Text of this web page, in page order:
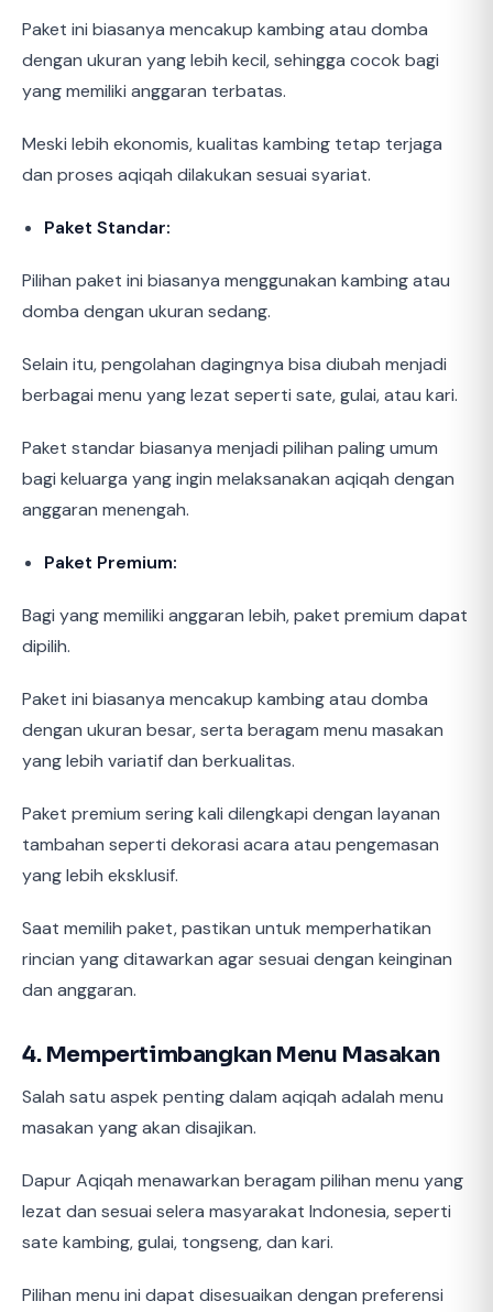
Paket ini biasanya mencakup kambing atau domba
dengan ukuran yang lebih kecil, sehingga cocok bagi
yang memiliki anggaran terbatas.
Meski lebih ekonomis, kualitas kambing tetap terjaga
dan proses aqiqah dilakukan sesuai syariat.
Paket Standar:
Pilihan paket ini biasanya menggunakan kambing atau
domba dengan ukuran sedang.
Selain itu, pengolahan dagingnya bisa diubah menjadi
berbagai menu yang lezat seperti sate, gulai, atau kari.
Paket standar biasanya menjadi pilihan paling umum
bagi keluarga yang ingin melaksanakan aqiqah dengan
anggaran menengah.
Paket Premium:
Bagi yang memiliki anggaran lebih, paket premium dapat
dipilih.
Paket ini biasanya mencakup kambing atau domba
dengan ukuran besar, serta beragam menu masakan
yang lebih variatif dan berkualitas.
Paket premium sering kali dilengkapi dengan layanan
tambahan seperti dekorasi acara atau pengemasan
yang lebih eksklusif.
Saat memilih paket, pastikan untuk memperhatikan
rincian yang ditawarkan agar sesuai dengan keinginan
dan anggaran.
4. Mempertimbangkan Menu Masakan
Salah satu aspek penting dalam aqiqah adalah menu
masakan yang akan disajikan.
Dapur Aqiqah menawarkan beragam pilihan menu yang
lezat dan sesuai selera masyarakat Indonesia, seperti
sate kambing, gulai, tongseng, dan kari.
Pilihan menu ini dapat disesuaikan dengan preferensi